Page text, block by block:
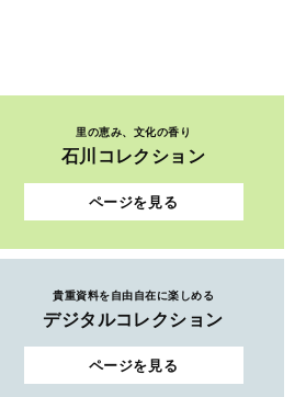
里の恵み、文化の香り
石川コレクション
ページを見る
貴重資料を自由自在に楽しめる
デジタルコレクション
ページを見る